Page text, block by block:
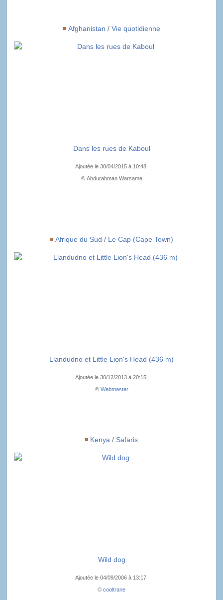
Afghanistan / Vie quotidienne
Dans les rues de Kaboul
Ajoutée le 30/04/2015 à 10:48
© Abdurahman Warsame
Afrique du Sud / Le Cap (Cape Town)
Llandudno et Little Lion's Head (436 m)
Ajoutée le 30/12/2013 à 20:15
© Webmaster
Kenya / Safaris
Wild dog
Ajoutée le 04/09/2006 à 13:17
© cooltrane